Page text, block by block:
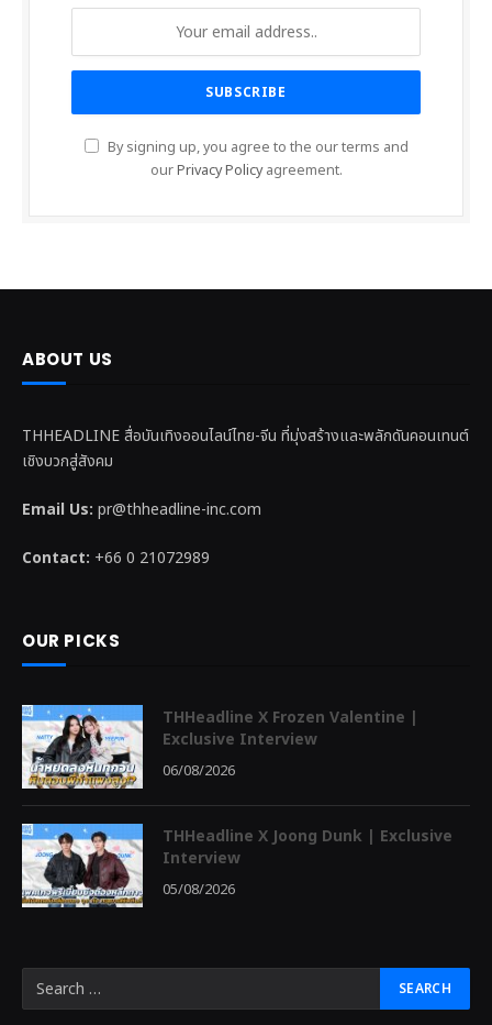
By signing up, you agree to the our terms and
ourPrivacy Policyagreement.
ABOUT US
THHEADLINE สื่อบันเทิงออนไลน์ไทย-จีน ที่มุ่งสร้างและพลักดันคอนเทนต์
เชิงบวกสู่สังคม
Email Us: pr@thheadline-inc.com
Contact: +66 0 21072989
OUR PICKS
THHeadline X Frozen Valentine |
Exclusive Interview
06/08/2026
THHeadline X Joong Dunk | Exclusive
Interview
05/08/2026